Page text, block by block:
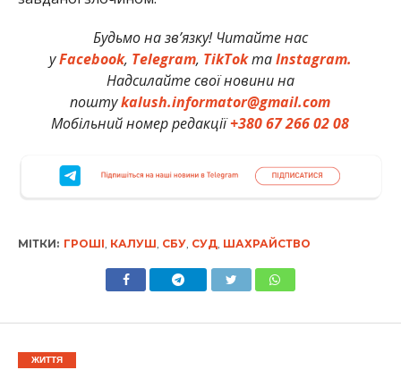
Будьмо на зв’язку! Читайте нас
уFacebook, Telegram, TikTokтаInstagram.
Надсилайте свої новини на
поштуkalush.informator@gmail.com
Мобільний номер редакції+380 67 266 02 08
МІТКИ: ГРОШІ, КАЛУШ, СБУ, СУД, ШАХРАЙСТВО
ЖИТТЯ